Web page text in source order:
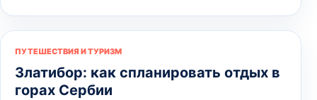
ПУТЕШЕСТВИЯ И ТУРИЗМ
Златибор: как спланировать отдых в
горах Сербии